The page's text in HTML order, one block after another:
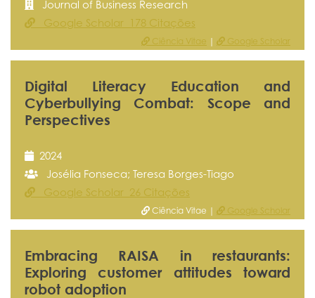
Journal of Business Research
Google Scholar 178 Citações
Ciência Vitae | Google Scholar
Digital Literacy Education and
Cyberbullying Combat: Scope and
Perspectives
2024
Josélia Fonseca; Teresa Borges-Tiago
Google Scholar 26 Citações
Ciência Vitae | Google Scholar
Embracing RAISA in restaurants:
Exploring customer attitudes toward
robot adoption